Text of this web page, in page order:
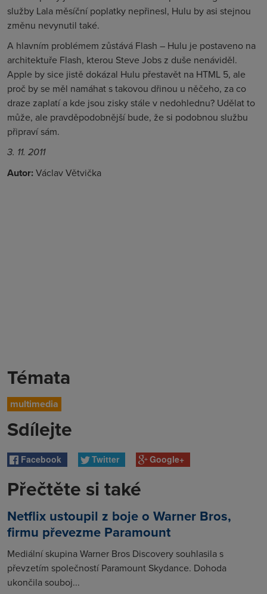
služby Lala měsíční poplatky nepřinesl, Hulu by asi stejnou
změnu nevynutil také.
A hlavním problémem zůstává Flash – Hulu je postaveno na
architektuře Flash, kterou Steve Jobs z duše nenáviděl.
Apple by sice jistě dokázal Hulu přestavět na HTML 5, ale
proč by se měl namáhat s takovou dřinou u něčeho, za co
draze zaplatí a kde jsou zisky stále v nedohlednu? Udělat to
může, ale pravděpodobnější bude, že si podobnou službu
připraví sám.
3. 11. 2011
Autor: Václav Větvička
Témata
multimedia
Sdílejte
Facebook Twitter Google+
Přečtěte si také
Netflix ustoupil z boje o Warner Bros,
firmu převezme Paramount
Mediální skupina Warner Bros Discovery souhlasila s
převzetím společností Paramount Skydance. Dohoda
ukončila souboj...